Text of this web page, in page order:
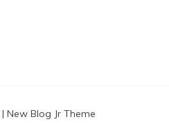
| New Blog Jr Theme